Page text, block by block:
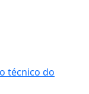
técnico do